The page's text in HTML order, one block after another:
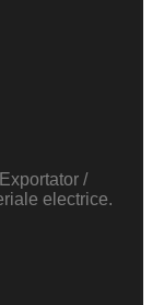
/
electrice.